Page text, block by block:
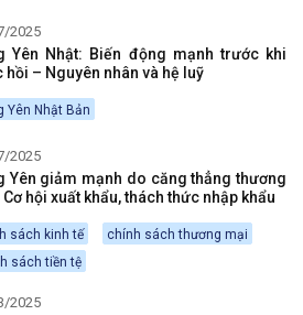
2025
Yên Nhật: Biến động mạnh trước khi
hồi – Nguyên nhân và hệ luỹ
Yên Nhật Bản
2025
Yên giảm mạnh do căng thẳng thương
hội xuất khẩu, thách thức nhập khẩu
sách kinh tế
chính sách thương mại
sách tiền tệ
2025